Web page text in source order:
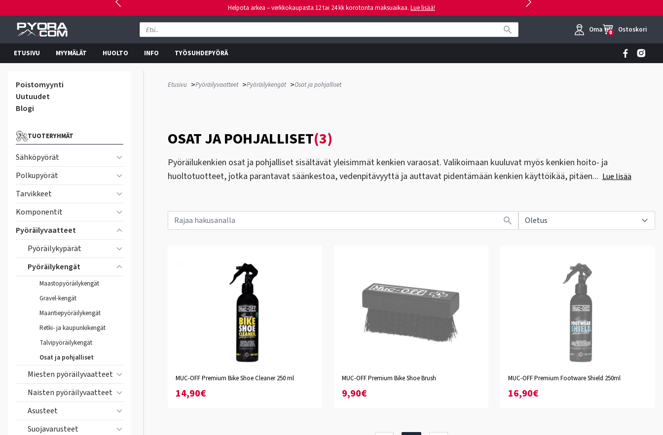
Helpota arkea – verkkokaupasta 12 tai 24 kk korotonta maksuaikaa. Lue lisää!
Oma tili
0 Ostoskori
ETUSIVU MYYMÄLÄT HUOLTO INFO TYÖSUHDEPYÖRÄ
Poistomyynti
Uutuudet
Blogi
TUOTERYHMÄT
Sähköpyörät
Polkupyörät
Tarvikkeet
Komponentit
Pyöräilyvaatteet
Pyöräilykypärät
Pyöräilykengät
Maastopyöräilykengät
Gravel-kengät
Maantiepyöräilykengät
Retki- ja kaupunkikengät
Talvipyöräilykengät
Osat ja pohjalliset
Miesten pyöräilyvaatteet
Naisten pyöräilyvaatteet
Asusteet
Suojavarusteet
Etusivu >Pyöräilyvaatteet >Pyöräilykengät >Osat ja pohjalliset
OSAT JA POHJALLISET(3)
Pyöräilukenkien osat ja pohjalliset sisältävät yleisimmät kenkien varaosat. Valikoimaan kuuluvat myös kenkien hoito- ja
huoltotuotteet, jotka parantavat säänkestoa, vedenpitävyyttä ja auttavat pidentämään kenkien käyttöikää, pitäen... Lue lisää
MUC-OFF Premium Bike Shoe Cleaner 250 ml
14,90€
MUC-OFF Premium Bike Shoe Brush
9,90€
MUC-OFF Premium Footware Shield 250ml
16,90€